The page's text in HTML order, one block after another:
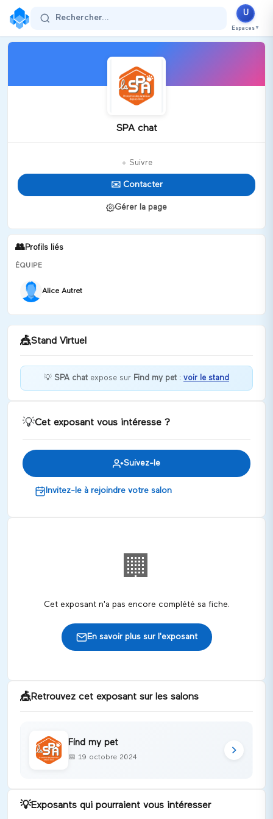
Rechercher...
U
Espaces ▼
SPA chat
+ Suivre
✉️ Contacter
Gérer la page
👥Profils liés
ÉQUIPE
Alice Autret
🎪Stand Virtuel
Discuter
💡 SPA chat expose sur Find my pet : voir le stand
💡Cet exposant vous intéresse ?
Suivez-le
Invitez-le à rejoindre votre salon
🏢
Cet exposant n'a pas encore complété sa fiche.
En savoir plus sur l'exposant
🎪Retrouvez cet exposant sur les salons
Find my pet
📅 19 octobre 2024
💡Exposants qui pourraient vous intéresser